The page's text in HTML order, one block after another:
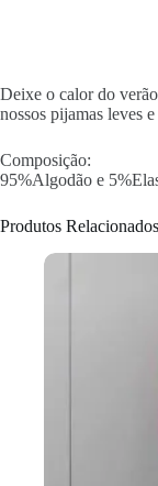
Deixe o calor do
nossos pijamas leves
Composição:
95%Algodão e
Produtos Relacionados